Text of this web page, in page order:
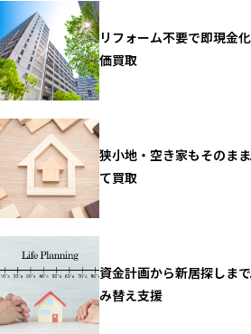
導く新フェーズ
リフォーム不要で即現金
価買取
狭小地・空き家もそのま
て買取
資金計画から新居探しま
み替え支援